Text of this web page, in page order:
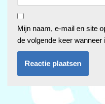
Mijn naam, e-mail en site
de volgende keer wanneer